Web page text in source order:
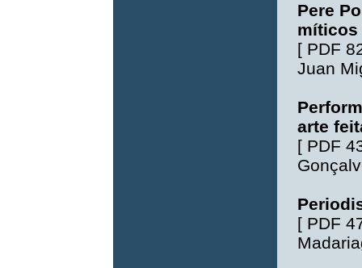
Pere
míticos
[ PDF
Juan
arte
[ PDF
[ PDF